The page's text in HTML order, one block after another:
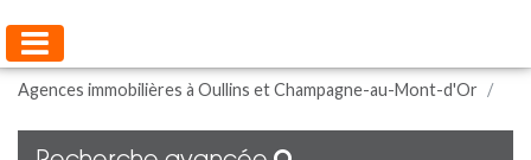
Agences immobilières à Oullins et Champagne-au-Mont-d'Or